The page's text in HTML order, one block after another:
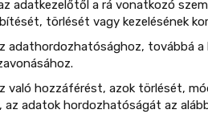
adatkezelőtől a rá vonatkozó
törlését vagy kezelésének
adathordozhatósághoz, továbbá a
való hozzáférést, azok törlését,
az adatok hordozhatóságát az